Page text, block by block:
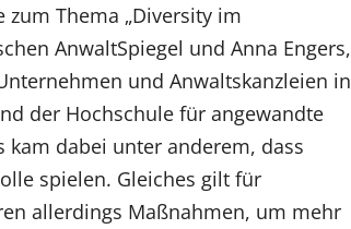
Thema „Diversity im
AnwaltSpiegel und Anna Engers,
und Anwaltskanzleien in
der Hochschule für angewandte
kam dabei unter anderem, dass
spielen. Gleiches gilt für
allerdings Maßnahmen, um mehr